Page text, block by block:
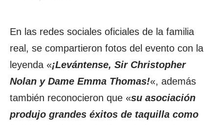
En las redes sociales oficiales de la familia
real, se compartieron fotos del evento con la
leyenda «¡Levántense, Sir Christopher
Nolan y Dame Emma Thomas!«, además
también reconocieron que «su asociación
produjo grandes éxitos de taquilla como